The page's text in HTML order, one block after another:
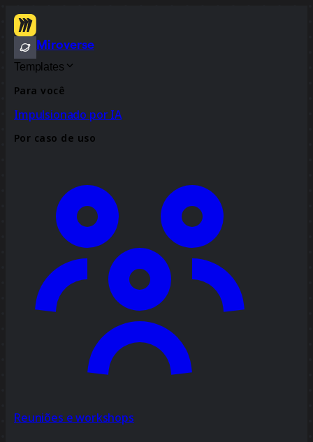
Miroverse
Templates
Para você
Impulsionado por IA
Por caso de uso
Reuniões e workshops